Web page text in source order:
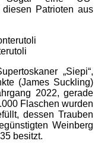
Patrioten aus
„Siepi“,
(James Suckling)
2022, gerade
Flaschen wurden
dessen Trauben
Weinberg
besitzt.